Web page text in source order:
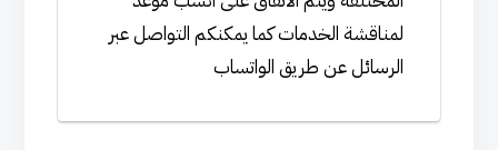
لمناقشة الخدمات كما يمكنكم التواصل عبر
الرسائل عن طريق الواتساب